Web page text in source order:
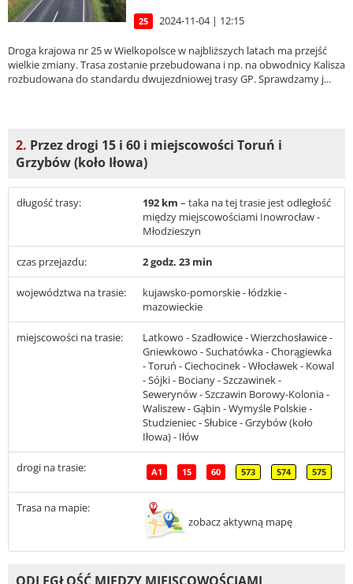
25 2024-11-04 | 12:15
Droga krajowa nr 25 w Wielkopolsce w najbliższych latach ma przejść
wielkie zmiany. Trasa zostanie przebudowana i np. na obwodnicy Kalisza
rozbudowana do standardu dwujezdniowej trasy GP. Sprawdzamy j...
2. Przez drogi 15 i 60 i miejscowości Toruń i
Grzybów (koło Iłowa)
długość trasy: 192 km – taka na tej trasie jest odległość
między miejscowościami Inowrocław -
Młodzieszyn
czas przejazdu: 2 godz. 23 min
województwa na trasie:
kujawsko-pomorskie - łódzkie -
mazowieckie
miejscowości na trasie:
Latkowo - Szadłowice - Wierzchosławice -
Gniewkowo - Suchatówka - Chorągiewka
- Toruń - Ciechocinek - Włocławek - Kowal
- Sójki - Bociany - Szczawinek -
Sewerynów - Szczawin Borowy-Kolonia -
Waliszew - Gąbin - Wymyśle Polskie -
Studzieniec - Słubice - Grzybów (koło
Iłowa) - Iłów
drogi na trasie: A1 15 60 573 574 575
Trasa na mapie:
zobacz aktywną mapę
ODLEGŁOŚĆ MIĘDZY MIEJSCOWOŚCIAMI